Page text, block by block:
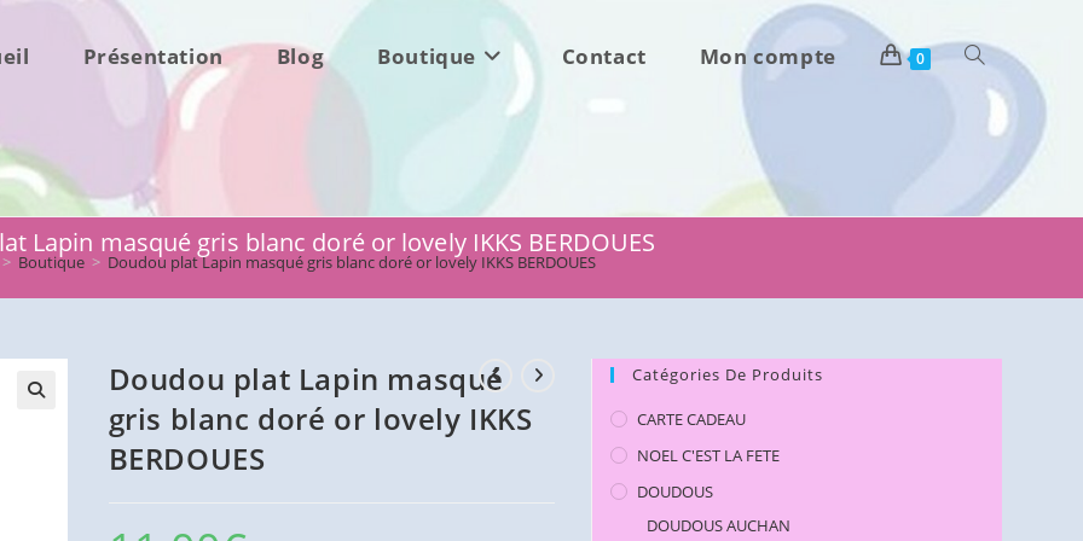
Présentation Blog Boutique Contact Mon compte 0 Toggle
Lapin masqué gris blanc doré or lovely IKKS BERDOUES
> Boutique > Doudou plat Lapin masqué gris blanc doré or lovely IKKS BERDOUES
Doudou plat Lapin masqué
gris blanc doré or lovely IKKS
BERDOUES
Catégories De Produits
CARTE CADEAU
NOEL C'EST LA FETE
DOUDOUS
DOUDOUS AUCHAN